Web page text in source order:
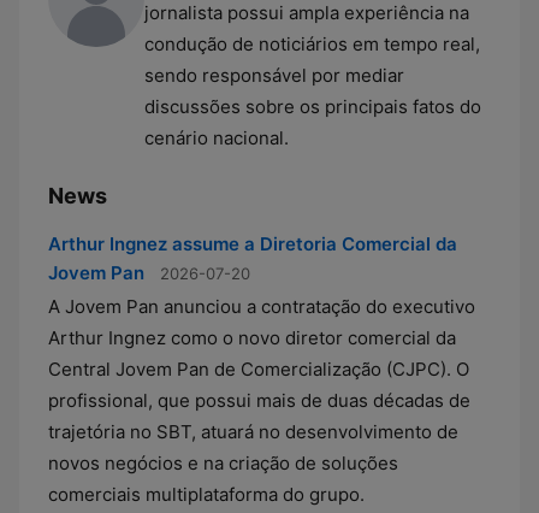
jornalista possui ampla experiência na
condução de noticiários em tempo real,
sendo responsável por mediar
discussões sobre os principais fatos do
cenário nacional.
News
Arthur Ingnez assume a Diretoria Comercial da
Jovem Pan
2026-07-20
A Jovem Pan anunciou a contratação do executivo
Arthur Ingnez como o novo diretor comercial da
Central Jovem Pan de Comercialização (CJPC). O
profissional, que possui mais de duas décadas de
trajetória no SBT, atuará no desenvolvimento de
novos negócios e na criação de soluções
comerciais multiplataforma do grupo.